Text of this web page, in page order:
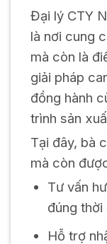
Đại lý CTY
là nơi cung
mà còn là
giải pháp
đồng hành
trình sản
Tại đây, bà
mà còn
Tư vấn
đúng thời
Hỗ trợ